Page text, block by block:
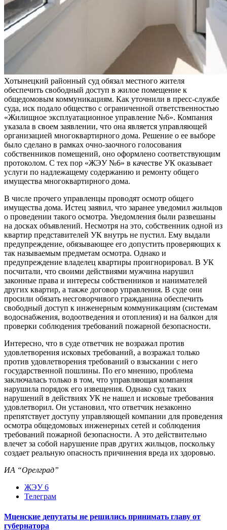
Хотынецкий районный суд обязал местного жителя
обеспечить свободный доступ в жилое помещение к
общедомовым коммуникациям. Как уточнили в пресс-службе
суда, иск подало общество с ограниченной ответственностью
«Жилищное эксплуатационное управление №6». Компания
указала в своем заявлении, что она является управляющей
организацией многоквартирного дома. Решение о ее выборе
было сделано в рамках очно-заочного голосования
собственников помещений, оно оформлено соответствующим
протоколом. С тех пор «ЖЭУ №6» в качестве УК оказывает
услуги по надлежащему содержанию и ремонту общего
имущества многоквартирного дома.
В числе прочего управленцы проводят осмотр общего
имущества дома. Истец заявил, что заранее уведомил жильцов
о проведении такого осмотра. Уведомления были развешаны
на досках объявлений. Несмотря на это, собственник одной из
квартир представителей УК внутрь не пустил. Ему выдали
предупреждение, обязывающее его допустить проверяющих к
так называемым предметам осмотра. Однако и
предупреждение владелец квартиры проигнорировал. В УК
посчитали, что своими действиями мужчина нарушил
законные права и интересы собственников и нанимателей
других квартир, а также договор управления. В суде они
просили обязать несговорчивого гражданина обеспечить
свободный доступ к инженерным коммуникациям (системам
водоснабжения, водоотведения и отопления) и на балкон для
проверки соблюдения требований пожарной безопасности.
Интересно, что в суде ответчик не возражал против
удовлетворения исковых требований, а возражал только
против удовлетворения требований о взыскании с него
государственной пошлины. По его мнению, проблема
заключалась только в том, что управляющая компания
нарушила порядок его извещения. Однако суд таких
нарушений в действиях УК не нашел и исковые требования
удовлетворил. Он установил, что ответчик незаконно
препятствует доступу управляющей компании для проведения
осмотра общедомовых инженерных сетей и соблюдения
требований пожарной безопасности. А это действительно
влечет за собой нарушение прав других жильцов, поскольку
создает реальную опасность причинения вреда их здоровью.
ИА “Орелград”
ЖЭУ 6
Телеграм
Мценские депутаты не решились принимать главу от
губернатора